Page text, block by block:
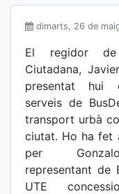
dimarts, 26 de
El regidor de
Ciutadana,
presentat
serveis de
transport urbà
ciutat. Ho ha fet
per
representant de
UTE